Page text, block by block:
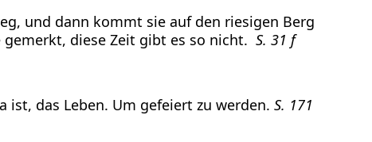
und dann kommt sie auf den riesigen Berg
diese Zeit gibt es so nicht. S. 31 f
ist, das Leben. Um gefeiert zu werden. S. 171